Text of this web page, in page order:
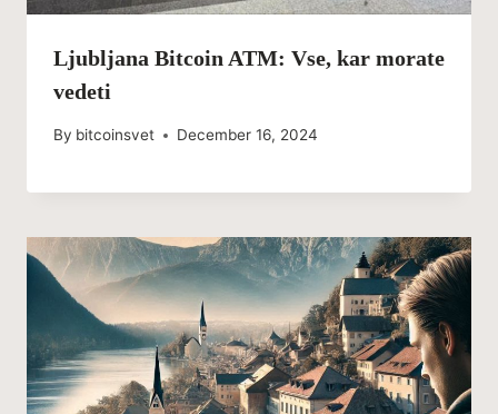
Ljubljana Bitcoin ATM: Vse, kar morate
vedeti
By bitcoinsvet December 16, 2024